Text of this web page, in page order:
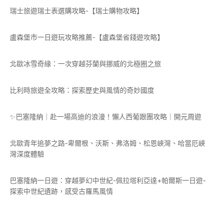
瑞士旅遊瑞士表選購攻略-【瑞士購物攻略】
盧森堡市一日遊玩攻略推薦-【盧森堡省錢遊攻略】
北歐冰雪奇緣：一次穿越芬蘭與挪威的北極圈之旅
比利時旅遊全攻略：探索歷史與風情的奇妙國度
✨巴塞隆納｜赴一場高迪的浪漫！懶人西葡跟團攻略｜開元周遊
北歐青年追夢之路-卑爾根、沃斯、弗洛姆、松恩峽灣、哈當厄峽
灣深度體驗
巴塞隆納一日遊：穿越夢幻中世紀-佩拉塔利亞達+帕爾斯一日遊-
探索中世紀遺跡，感受古羅馬風情